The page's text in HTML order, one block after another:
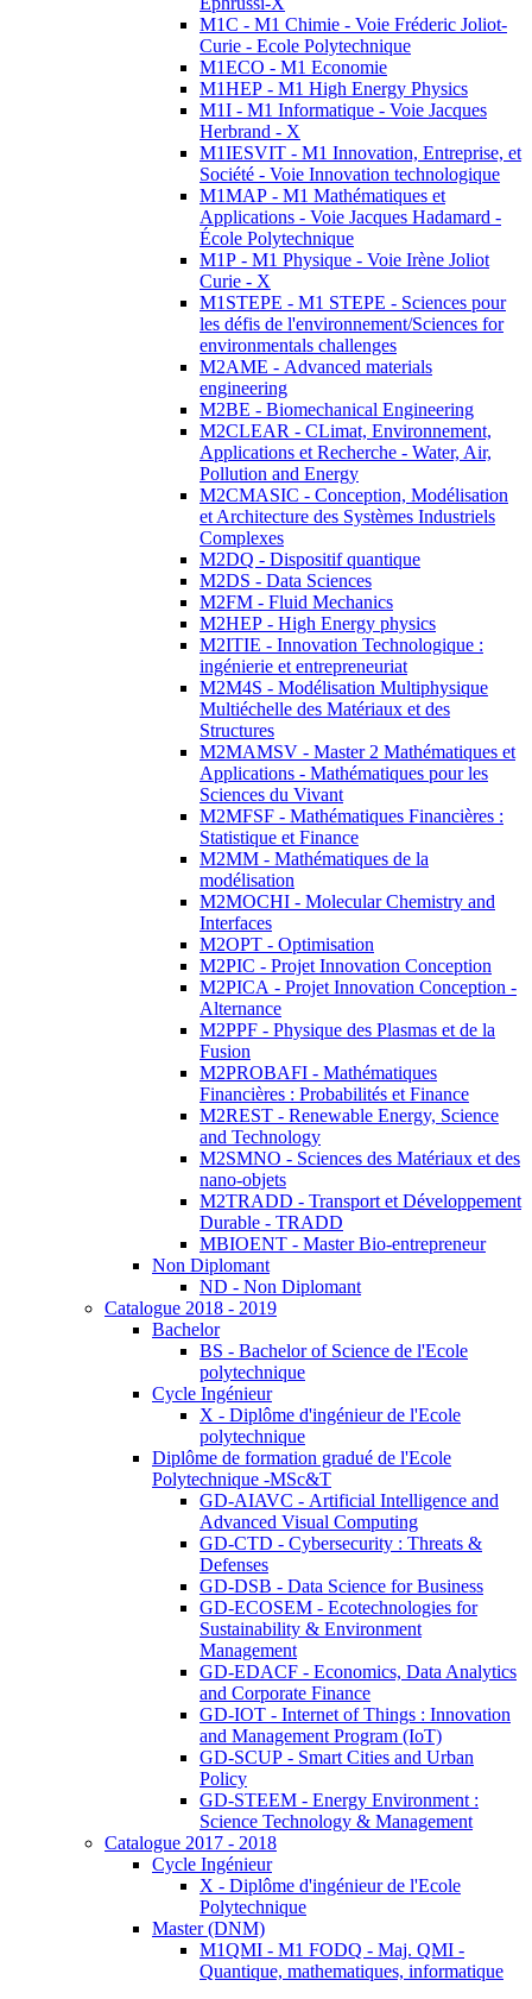
M1C - M1 Chimie - Voie Fréderic Joliot-
Curie - Ecole Polytechnique
M1ECO - M1 Economie
M1HEP - M1 High Energy Physics
M1I - M1 Informatique - Voie Jacques
Herbrand - X
M1IESVIT - M1 Innovation, Entreprise, et
Société - Voie Innovation technologique
M1MAP - M1 Mathématiques et
Applications - Voie Jacques Hadamard -
École Polytechnique
M1P - M1 Physique - Voie Irène Joliot
Curie - X
M1STEPE - M1 STEPE - Sciences pour
les défis de l'environnement/Sciences for
environmentals challenges
M2AME - Advanced materials
engineering
M2BE - Biomechanical Engineering
M2CLEAR - CLimat, Environnement,
Applications et Recherche - Water, Air,
Pollution and Energy
M2CMASIC - Conception, Modélisation
et Architecture des Systèmes Industriels
Complexes
M2DQ - Dispositif quantique
M2DS - Data Sciences
M2FM - Fluid Mechanics
M2HEP - High Energy physics
M2ITIE - Innovation Technologique :
ingénierie et entrepreneuriat
M2M4S - Modélisation Multiphysique
Multiéchelle des Matériaux et des
Structures
M2MAMSV - Master 2 Mathématiques et
Applications - Mathématiques pour les
Sciences du Vivant
M2MFSF - Mathématiques Financières :
Statistique et Finance
M2MM - Mathématiques de la
modélisation
M2MOCHI - Molecular Chemistry and
Interfaces
M2OPT - Optimisation
M2PIC - Projet Innovation Conception
M2PICA - Projet Innovation Conception -
Alternance
M2PPF - Physique des Plasmas et de la
Fusion
M2PROBAFI - Mathématiques
Financières : Probabilités et Finance
M2REST - Renewable Energy, Science
and Technology
M2SMNO - Sciences des Matériaux et des
nano-objets
M2TRADD - Transport et Développement
Durable - TRADD
MBIOENT - Master Bio-entrepreneur
Non Diplomant
ND - Non Diplomant
Catalogue 2018 - 2019
Bachelor
BS - Bachelor of Science de l'Ecole
polytechnique
Cycle Ingénieur
X - Diplôme d'ingénieur de l'Ecole
polytechnique
Diplôme de formation gradué de l'Ecole
Polytechnique -MSc&T
GD-AIAVC - Artificial Intelligence and
Advanced Visual Computing
GD-CTD - Cybersecurity : Threats &
Defenses
GD-DSB - Data Science for Business
GD-ECOSEM - Ecotechnologies for
Sustainability & Environment
Management
GD-EDACF - Economics, Data Analytics
and Corporate Finance
GD-IOT - Internet of Things : Innovation
and Management Program (IoT)
GD-SCUP - Smart Cities and Urban
Policy
GD-STEEM - Energy Environment :
Science Technology & Management
Catalogue 2017 - 2018
Cycle Ingénieur
X - Diplôme d'ingénieur de l'Ecole
Polytechnique
Master (DNM)
M1QMI - M1 FODQ - Maj. QMI -
Quantique, mathematiques, informatique